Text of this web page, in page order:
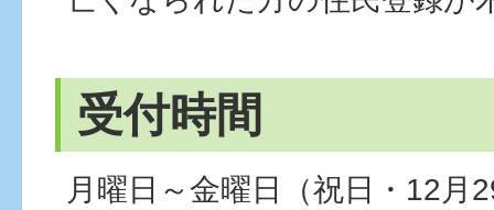
受付時間
月曜日～金曜日（祝日・12月